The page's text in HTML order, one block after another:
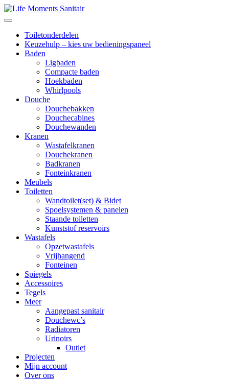
Toiletonderdelen
Keuzehulp – kies uw bedieningspaneel
Baden
Ligbaden
Compacte baden
Hoekbaden
Whirlpools
Douche
Douchebakken
Douchecabines
Douchewanden
Kranen
Wastafelkranen
Douchekranen
Badkranen
Fonteinkranen
Meubels
Toiletten
Wandtoilet(set) & Bidet
Spoelsystemen & panelen
Staande toiletten
Kunststof reservoirs
Wastafels
Opzetwastafels
Vrijhangend
Fonteinen
Spiegels
Accessoires
Tegels
Meer
Aangepast sanitair
Douchewc’s
Radiatoren
Urinoirs
Outlet
Projecten
Mijn account
Over ons